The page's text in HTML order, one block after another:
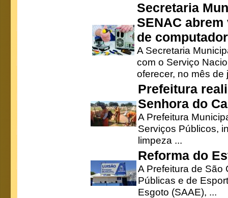
Secretaria
SENAC
de
A Secretaria
com o Serviço
oferecer, no mês de
Prefeitura
Senhora do
A Prefeitura
Serviços Públicos,
limpeza ...
Reforma do
A Prefeitura de São
Públicas e de
Esgoto (SAAE), ...